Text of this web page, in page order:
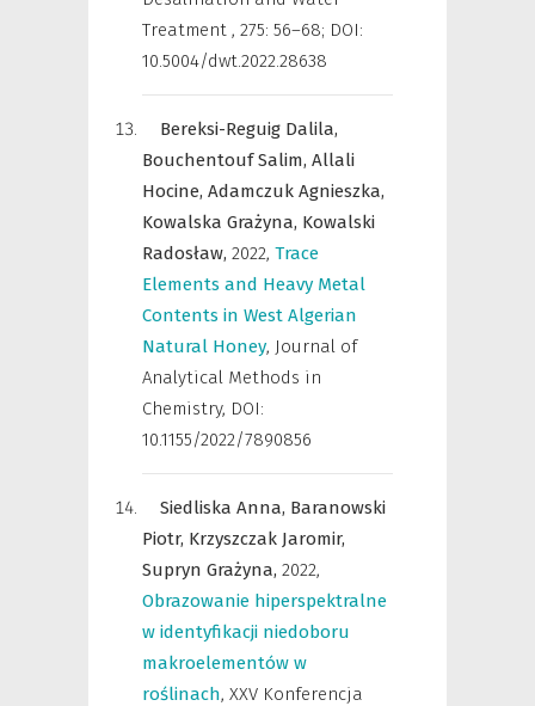
Treatment , 275: 56–68; DOI:
10.5004/dwt.2022.28638
Bereksi-Reguig Dalila,
Bouchentouf Salim, Allali
Hocine, Adamczuk Agnieszka,
Kowalska Grażyna, Kowalski
Radosław, 2022, Trace
Elements and Heavy Metal
Contents in West Algerian
Natural Honey, Journal of
Analytical Methods in
Chemistry, DOI:
10.1155/2022/7890856
Siedliska Anna, Baranowski
Piotr, Krzyszczak Jaromir,
Supryn Grażyna, 2022,
Obrazowanie hiperspektralne
w identyfikacji niedoboru
makroelementów w
roślinach, XXV Konferencja